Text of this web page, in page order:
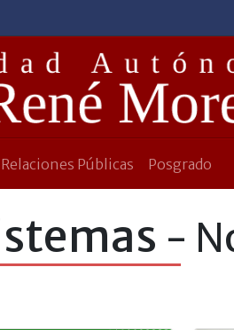
Relaciones Públicas Posgrado
-